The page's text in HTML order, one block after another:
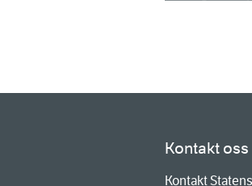
Kontakt oss
Kontakt